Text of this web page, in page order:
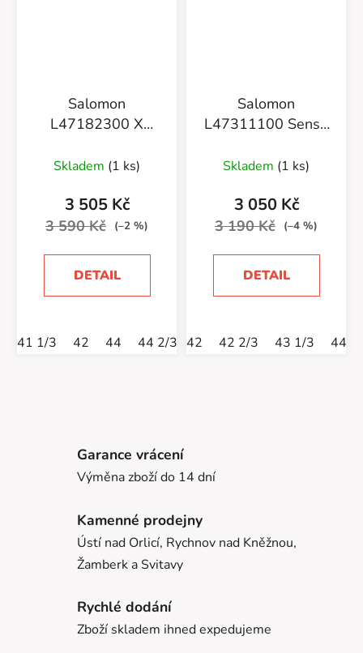
Salomon
L47182300 X
Black
Skladem (1 ks)
3 505 Kč
3 590 Kč (–2 %)
DETAIL
41 1/3 42 44 44 2/3 46 46 2/3 47 1/3
Salomon
L47311100 Sense
Black/Laur/Grgeck
Skladem (1 ks)
3 050 Kč
3 190 Kč (–4 %)
DETAIL
42 42 2/3 43 1/3 44
Garance vrácení
Výměna zboží do 14 dní
Kamenné prodejny
Ústí nad Orlicí, Rychnov nad Kněžnou,
Žamberk a Svitavy
Rychlé dodání
Zboží skladem ihned expedujeme